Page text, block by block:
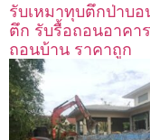
รับเหมาทุบตึกป่าบ
ตึก รับรื้อถอนอาคา
ถอนบ้าน ราคาถูก